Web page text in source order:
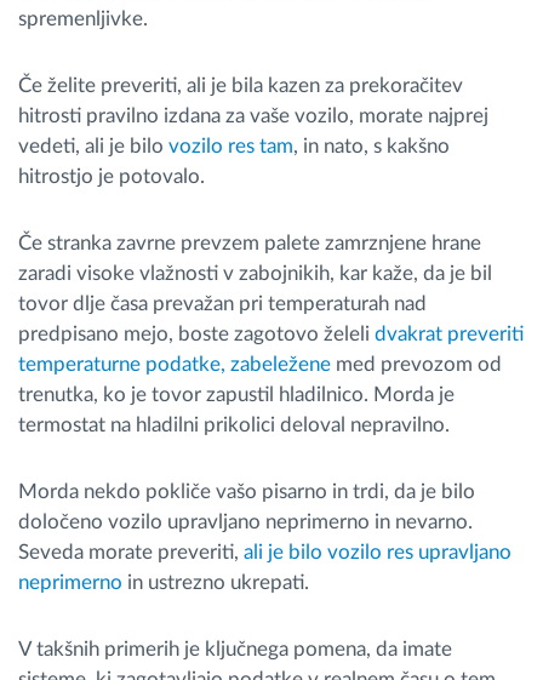
spremenljivke.
Če želite preveriti, ali je bila kazen za prekoračitev
hitrosti pravilno izdana za vaše vozilo, morate najprej
vedeti, ali je bilo vozilo res tam, in nato, s kakšno
hitrostjo je potovalo.
Če stranka zavrne prevzem palete zamrznjene hrane
zaradi visoke vlažnosti v zabojnikih, kar kaže, da je bil
tovor dlje časa prevažan pri temperaturah nad
predpisano mejo, boste zagotovo želeli dvakrat preveriti
temperaturne podatke, zabeležene med prevozom od
trenutka, ko je tovor zapustil hladilnico. Morda je
termostat na hladilni prikolici deloval nepravilno.
Morda nekdo pokliče vašo pisarno in trdi, da je bilo
določeno vozilo upravljano neprimerno in nevarno.
Seveda morate preveriti, ali je bilo vozilo res upravljano
neprimerno in ustrezno ukrepati.
V takšnih primerih je ključnega pomena, da imate